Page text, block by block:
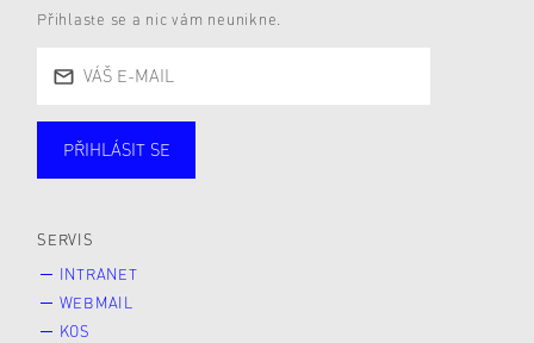
Přihlaste se a nic vám neunikne.
PŘIHLÁSIT SE
SERVIS
INTRANET
WEBMAIL
KOS